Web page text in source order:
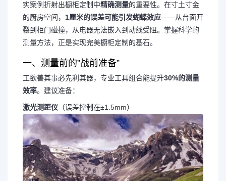
实案例折射出橱柜定制中精确测量的重要性。在寸土寸金
的厨房空间， 1厘米的误差可能引发蝴蝶效应——从台面开
裂到柜门碰撞，从电器无法嵌入到动线受阻。掌握科学的
测量方法，正是实现完美橱柜定制的基石。
一、测量前的”战前准备”
工欲善其事必先利其器，专业工具组合能提升30%的测量
效率。建议准备：
激光测距仪 （误差控制在±1.5mm）